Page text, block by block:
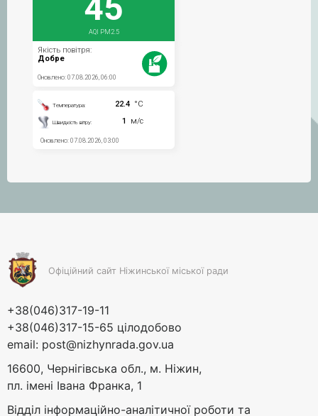
Офіційний сайт Ніжинської міської ради
+38(046)317-19-11
+38(046)317-15-65 цілодобово
email: post@nizhynrada.gov.ua
16600, Чернігівська обл., м. Ніжин,
пл. імені Івана Франка, 1
Відділ інформаційно-аналітичної роботи та